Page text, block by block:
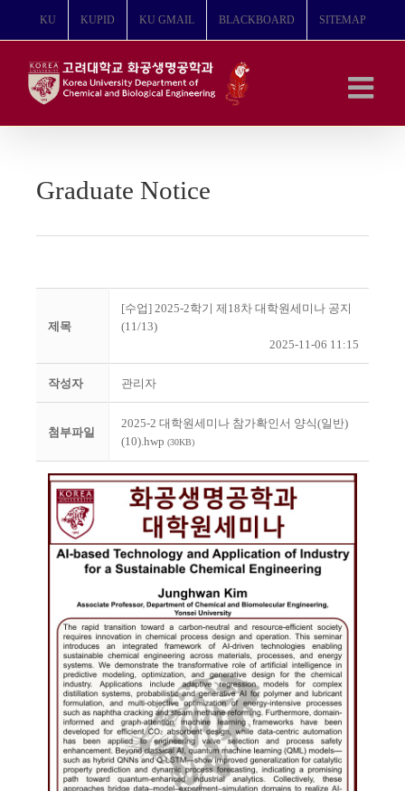
뛰
KU KUPID KU GMAIL BLACKBOARD SITEMAP
Graduate Notice
제목
[수업] 2025-2학기 제18차 대학원세미나 공지
(11/13)
2025-11-06 11:15
작성자 관리자
첨부파일
2025-2 대학원세미나 참가확인서 양식(일반)
(10).hwp (30KB)